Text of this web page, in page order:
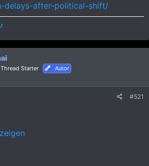
delays-after-political-shift/
Thread Starter Autor
#521